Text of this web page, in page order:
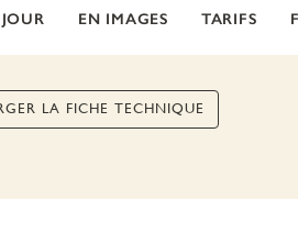
EN IMAGES TARIFS
LA FICHE TECHNIQUE